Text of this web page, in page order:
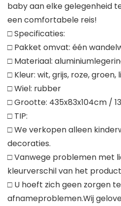
baby aan elke gelegenheid
een comfortabele reis!
□ Specificaties:
□ Pakket omvat: één
□ Materiaal:
□ Kleur: wit, grijs, roze, groen,
□ Wiel: rubber
□ Grootte: 435x83x104cm /
□ TIP:
□ We verkopen alleen
decoraties.
□ Vanwege problemen met
kleurverschil van het
□ U hoeft zich geen zorgen
afnameproblemen.Wij